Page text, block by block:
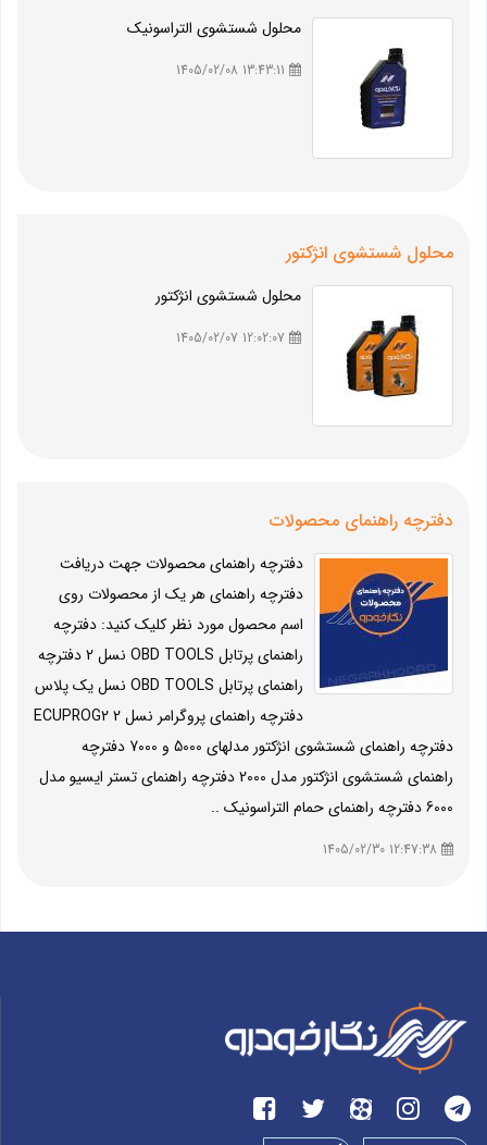
محلول شستشوی التراسونیک
محلول شستشوی انژکتور
محلول شستشوی انژکتور
دفترچه راهنمای محصولات
دفترچه راهنمای محصولات جهت دریافت
دفترچه راهنمای هر یک از محصولات روی
اسم محصول مورد نظر کلیک کنید: دفترچه
راهنمای پرتابل OBD TOOLS نسل 2 دفترچه
راهنمای پرتابل OBD TOOLS نسل یک پلاس
دفترچه راهنمای پروگرامر نسل 2 ECUPROG2
دفترچه راهنمای شستشوی انژکتور مدلهای 5000 و 7000 دفترچه
راهنمای شستشوی انژکتور مدل 2000 دفترچه راهنمای تستر ایسیو مدل
6000 دفترچه راهنمای حمام التراسونیک ..